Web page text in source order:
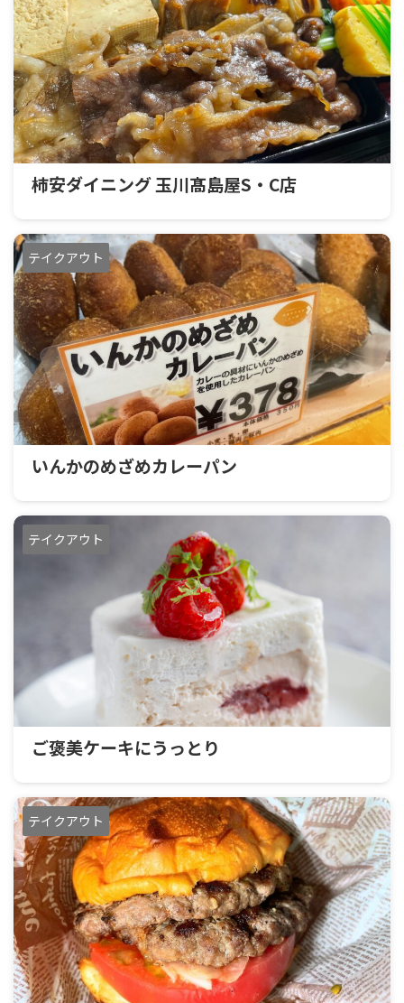
柿安ダイニング 玉川髙島屋S・C店
テイクアウト
いんかのめざめカレーパン
テイクアウト
ご褒美ケーキにうっとり
テイクアウト